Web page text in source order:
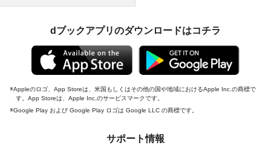
dブックアプリのダウンロードはコチラ
Appleのロゴ、App Storeは、米国もしくはその他の国や地域におけるApple Inc.の商標で
す。App Storeは、Apple Inc.のサービスマークです。
Google Play および Google Play ロゴは Google LLC の商標です。
サポート情報